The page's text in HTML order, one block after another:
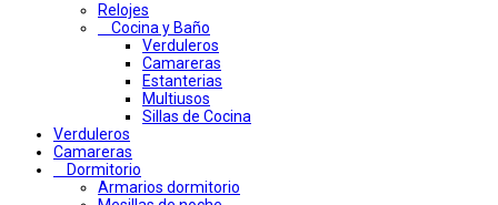
Relojes
Cocina y Baño
Verduleros
Camareras
Estanterias
Multiusos
Sillas de Cocina
Verduleros
Camareras
Dormitorio
Armarios dormitorio